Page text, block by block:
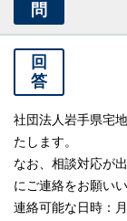
問
回
答
社団法人岩手県宅
たします。
なお、相談対応が
にご連絡をお願い
連絡可能な日時：